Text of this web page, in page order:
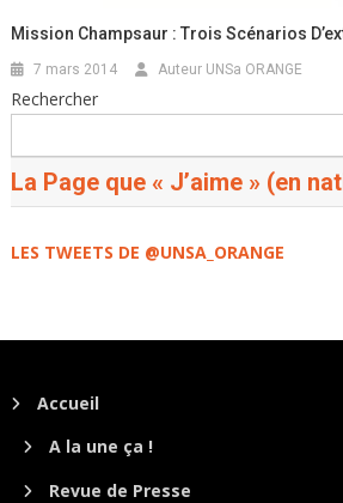
Mission Champsaur : Trois Scénarios
7 mars 2014 Auteur UNSa ORANGE
Rechercher
La Page que « J’aime » (en
LES TWEETS DE @UNSA_ORANGE
Accueil
A la une ça !
Revue de Presse